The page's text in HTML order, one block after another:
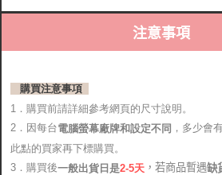
注意事項
購買注意事項
1．購買前請詳細參考網頁的尺寸說明。
2．因每台電腦螢幕廠牌和設定不同 ，多少會
此點的買家再下標購買。
3．購買後一般出貨日是2-5天 ，若商品暫遇缺